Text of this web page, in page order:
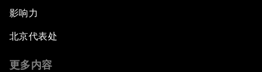
影响力
北京代表处
更多内容